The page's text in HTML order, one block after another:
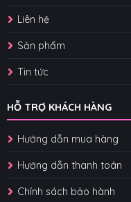
Liên hệ
Sản phẩm
Tin tức
HỖ TRỢ KHÁCH HÀNG
Hướng dẫn mua hàng
Hướng dẫn thanh toán
Chính sách bảo hành